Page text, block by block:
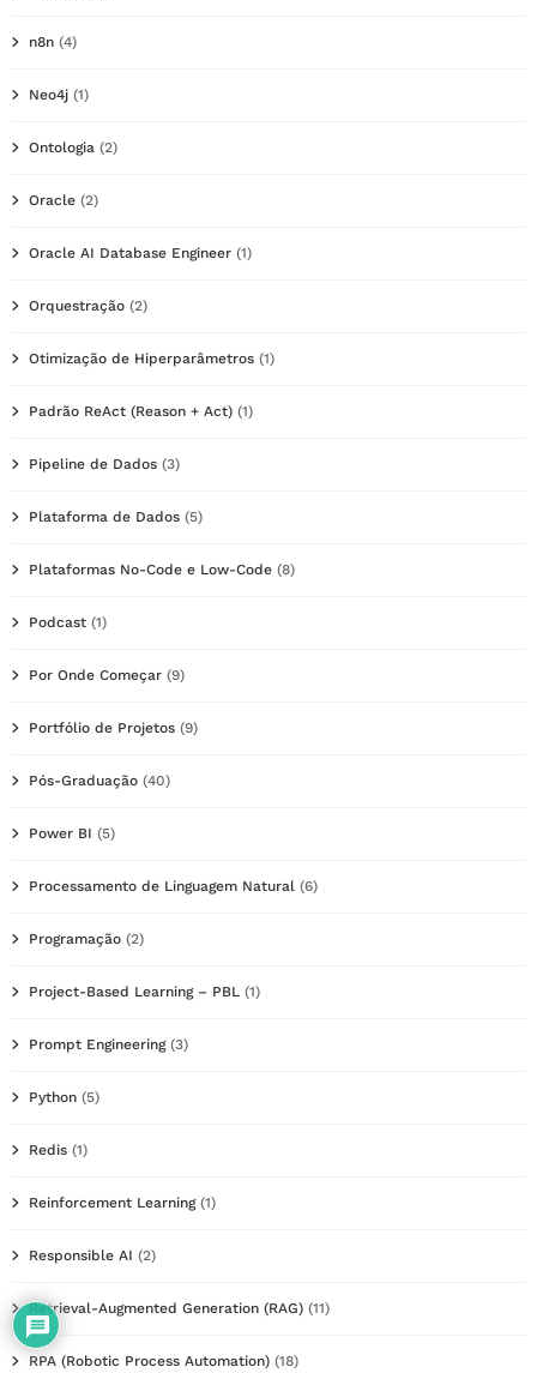
n8n (4)
Neo4j (1)
Ontologia (2)
Oracle (2)
Oracle AI Database Engineer (1)
Orquestração (2)
Otimização de Hiperparâmetros (1)
Padrão ReAct (Reason + Act) (1)
Pipeline de Dados (3)
Plataforma de Dados (5)
Plataformas No-Code e Low-Code (8)
Podcast (1)
Por Onde Começar (9)
Portfólio de Projetos (9)
Pós-Graduação (40)
Power BI (5)
Processamento de Linguagem Natural (6)
Programação (2)
Project-Based Learning – PBL (1)
Prompt Engineering(3)
Python (5)
Redis (1)
Reinforcement Learning(1)
Responsible AI (2)
Retrieval-Augmented Generation (RAG) (11)
RPA (Robotic Process Automation) (18)